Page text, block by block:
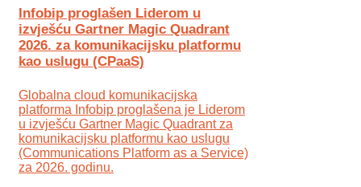
Infobip proglašen Liderom u
izvješću Gartner Magic Quadrant
2026. za komunikacijsku platformu
kao uslugu (CPaaS)
Globalna cloud komunikacijska
platforma Infobip proglašena je Liderom
u izvješću Gartner Magic Quadrant za
komunikacijsku platformu kao uslugu
(Communications Platform as a Service)
za 2026. godinu.